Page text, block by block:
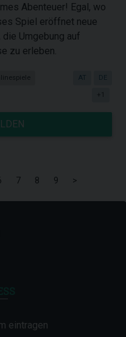
Abenteuer! Egal, wo
Spiel eröffnet neue
Umgebung auf
zu erleben.
AT DE
+1
7 8 9 >
eintragen